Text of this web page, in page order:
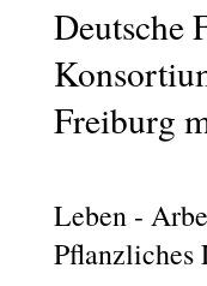
Deutsche
Freiburg
Leben -
Pflanzliches